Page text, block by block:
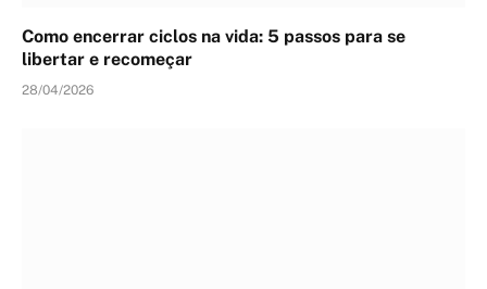
Como encerrar ciclos na vida: 5 passos para se
libertar e recomeçar
28/04/2026